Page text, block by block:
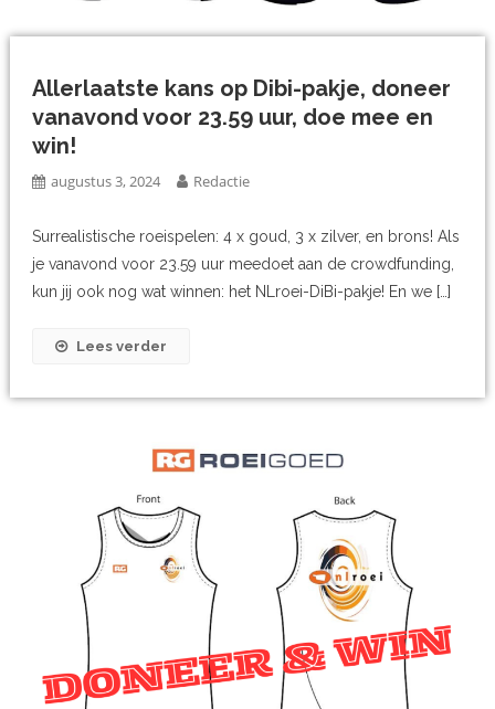
Allerlaatste kans op Dibi-pakje, doneer
vanavond voor 23.59 uur, doe mee en
win!
augustus 3, 2024 Redactie
Surrealistische roeispelen: 4 x goud, 3 x zilver, en brons! Als
je vanavond voor 23.59 uur meedoet aan de crowdfunding,
kun jij ook nog wat winnen: het NLroei-DiBi-pakje! En we […]
Lees verder